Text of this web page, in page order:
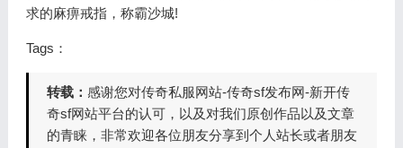
求的麻痹戒指，称霸沙城!
Tags：
转载： 感谢您对传奇私服网站-传奇sf发布网-新开传
奇sf网站平台的认可，以及对我们原创作品以及文章
的青睐，非常欢迎各位朋友分享到个人站长或者朋友